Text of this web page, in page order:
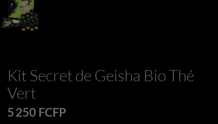
Kit Secret de Geisha Bio Thé
Vert
5 250 FCFP